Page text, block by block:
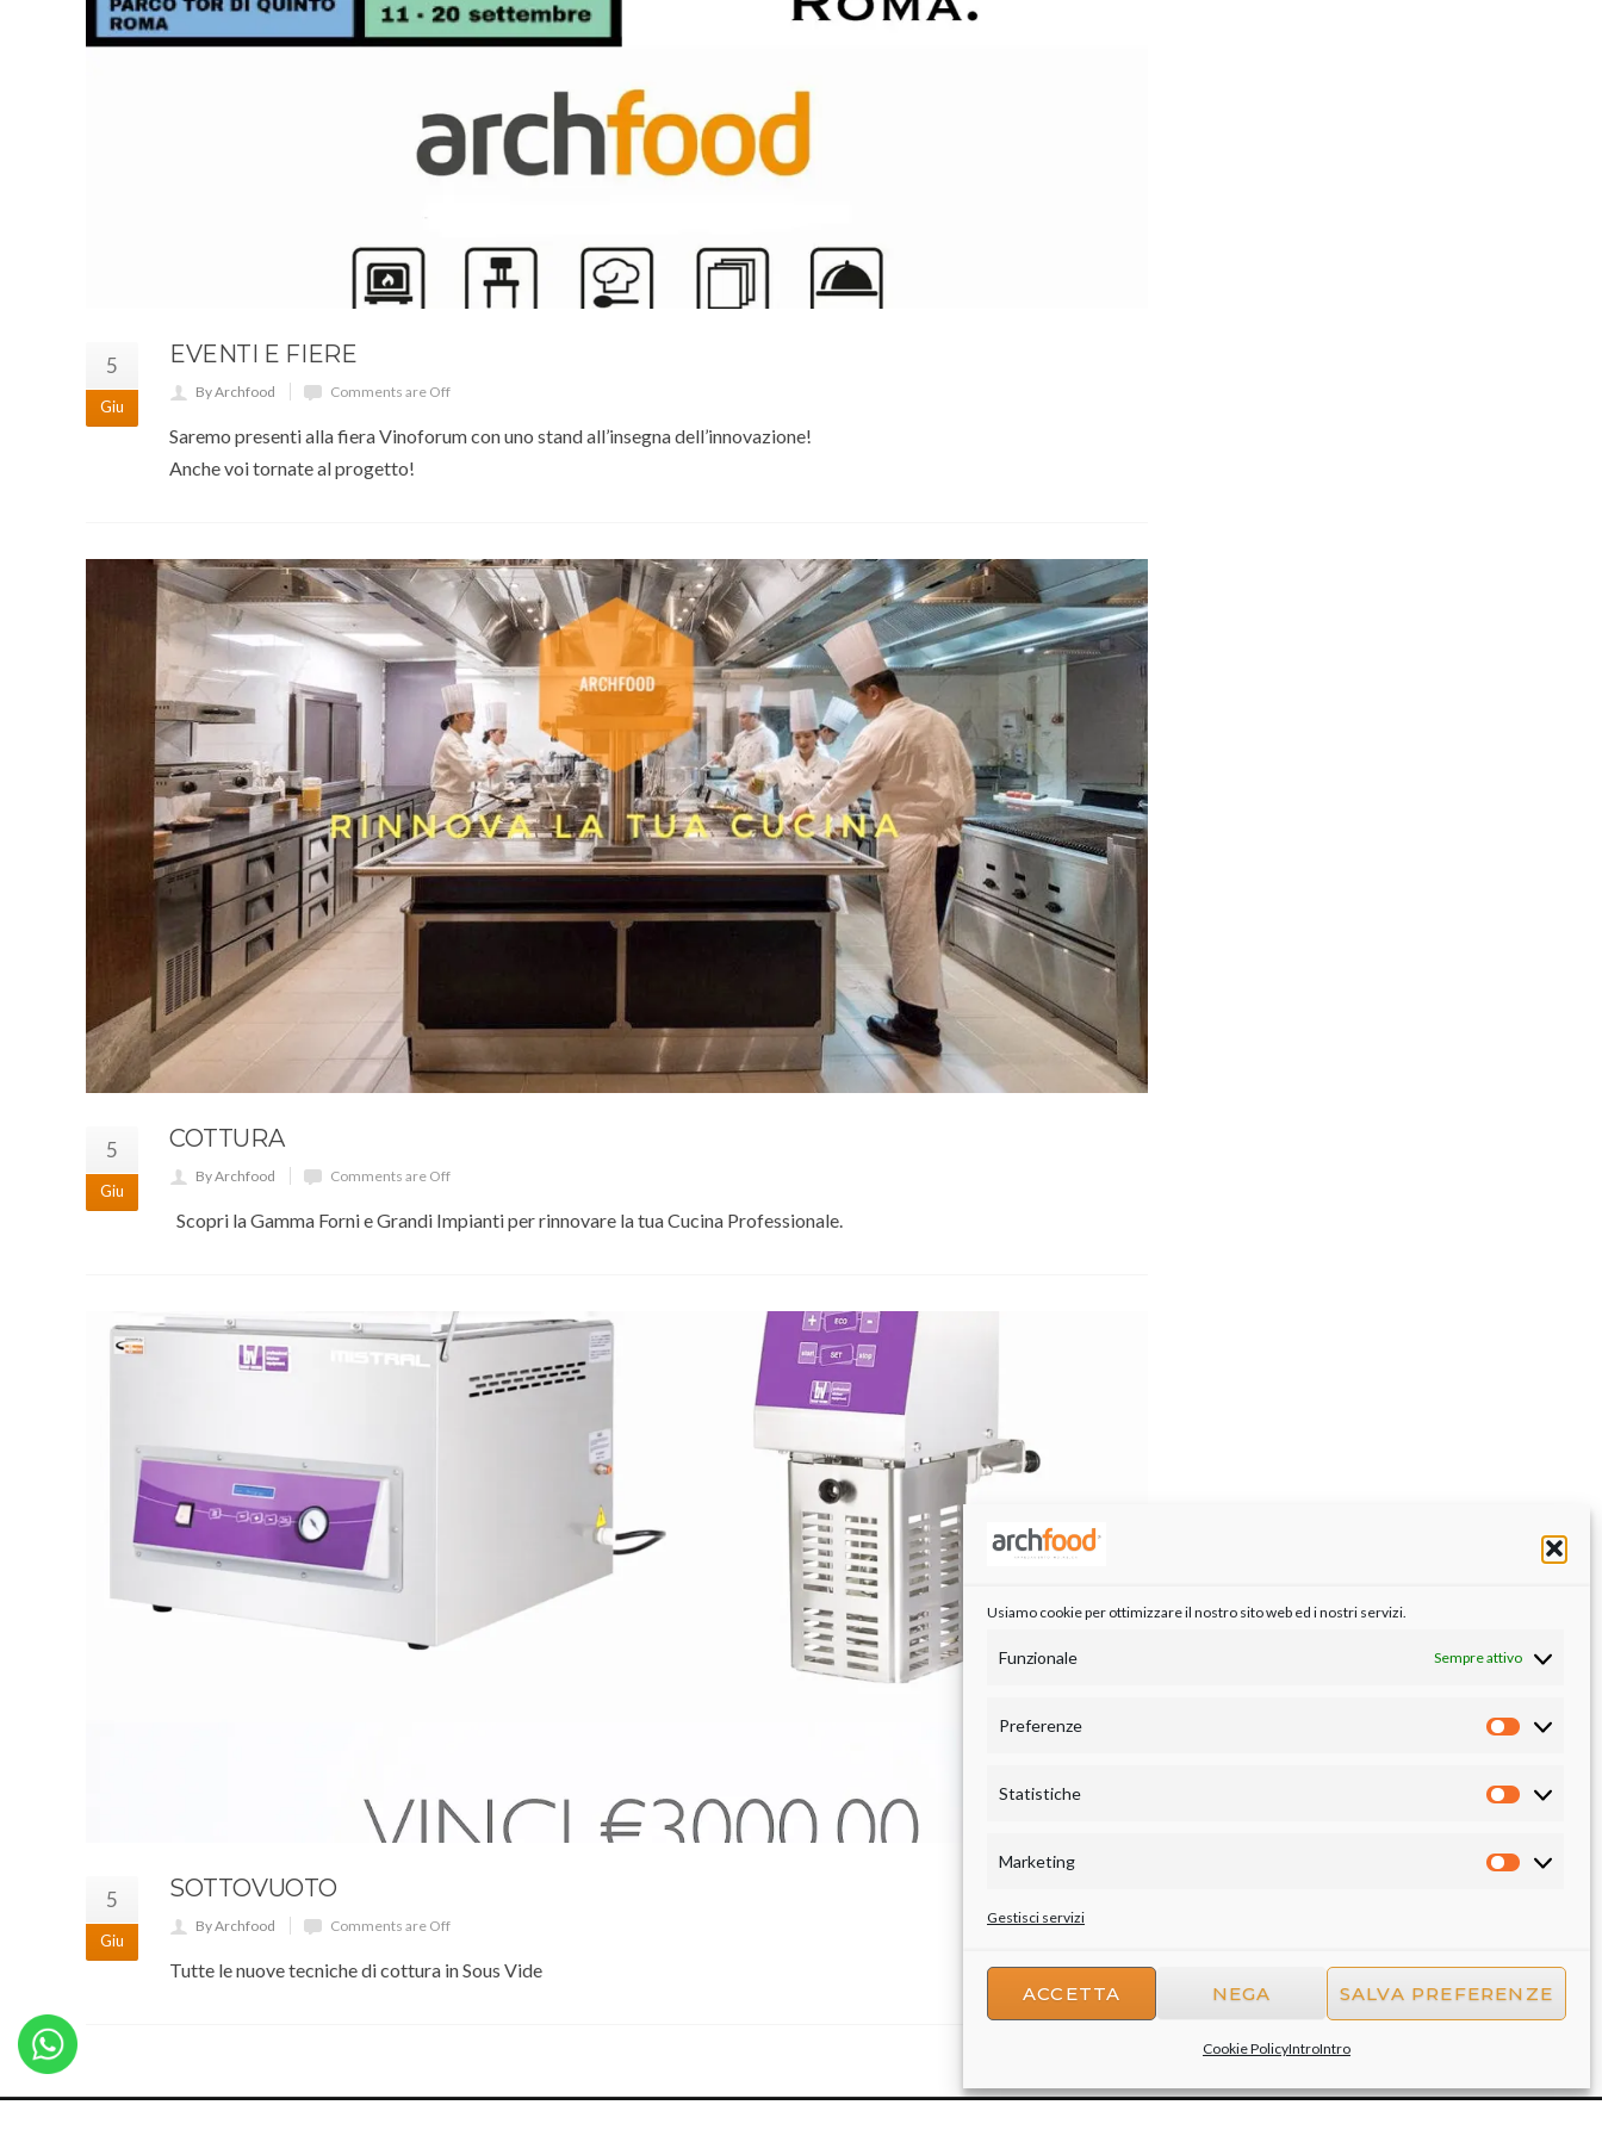
Usiamo cookie per ottimizzare il nostro sito web ed i nostri servizi.
Funzionale Sempre attivo
Preferenze
Preferenze
Statistiche
Statistiche
Marketing
Marketing
Gestisci servizi
ACCETTA NEGA SALVA PREFERENZE
Cookie PolicyIntroIntro
5
Giu
EVENTI E FIERE
By Archfood Comments are Off
Saremo presenti alla fiera Vinoforum con uno stand all’insegna dell’innovazione!
Anche voi tornate al progetto!
5
Giu
COTTURA
By Archfood Comments are Off
Scopri la Gamma Forni e Grandi Impianti per rinnovare la tua Cucina Professionale.
5
Giu
SOTTOVUOTO
By Archfood Comments are Off
Tutte le nuove tecniche di cottura in Sous Vide